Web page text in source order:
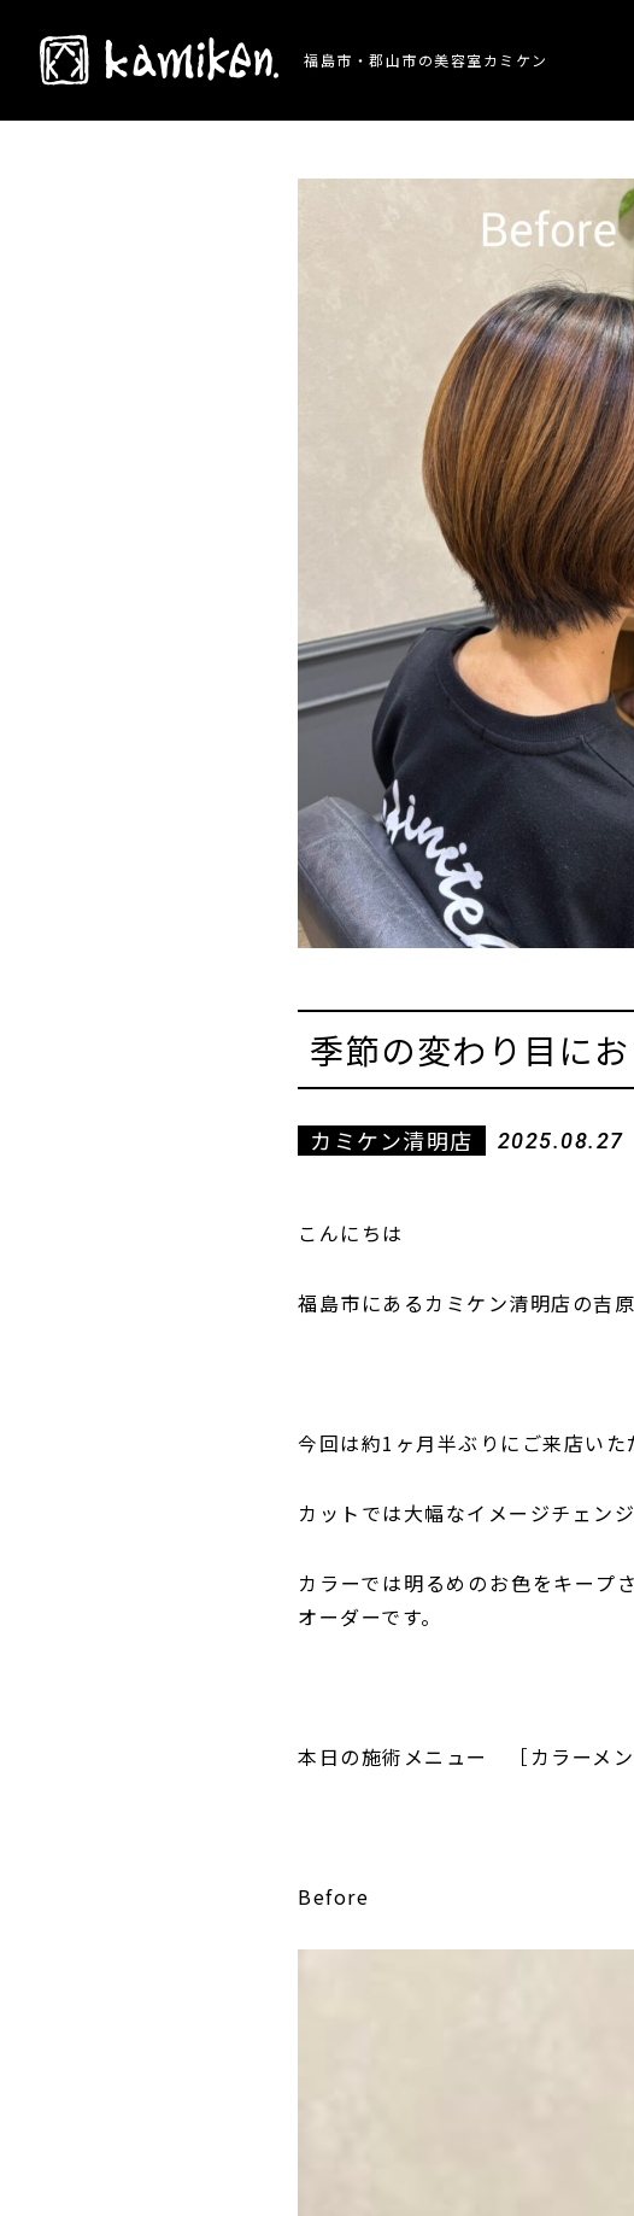
福島市・郡山市の美容室カミケン
TOP > 施術事例 > 季節の変わり目におすすめな透明感カ
季節の変わり目に
カミケン清明店 2025.08.27
こんにちは
福島市にあるカミケン清明店の吉原
今回は約1ヶ月半ぶりにご来店いた
カットでは大幅なイメージチェン
カラーでは明るめのお色をキープ
オーダーです。
本日の施術メニュー ［カラーメン
Before